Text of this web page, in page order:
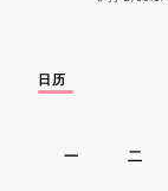
日历
一
二